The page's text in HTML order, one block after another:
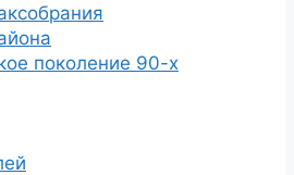
поколение 90-х